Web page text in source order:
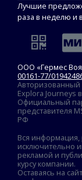
Лучшие
раза в неделю и
ООО «Гермес
00161-77/
Explora Journeys
Официальный
представителя
РФ
Вся информация,
исключительно
рекламой и
курсу компании.
Оставаясь на